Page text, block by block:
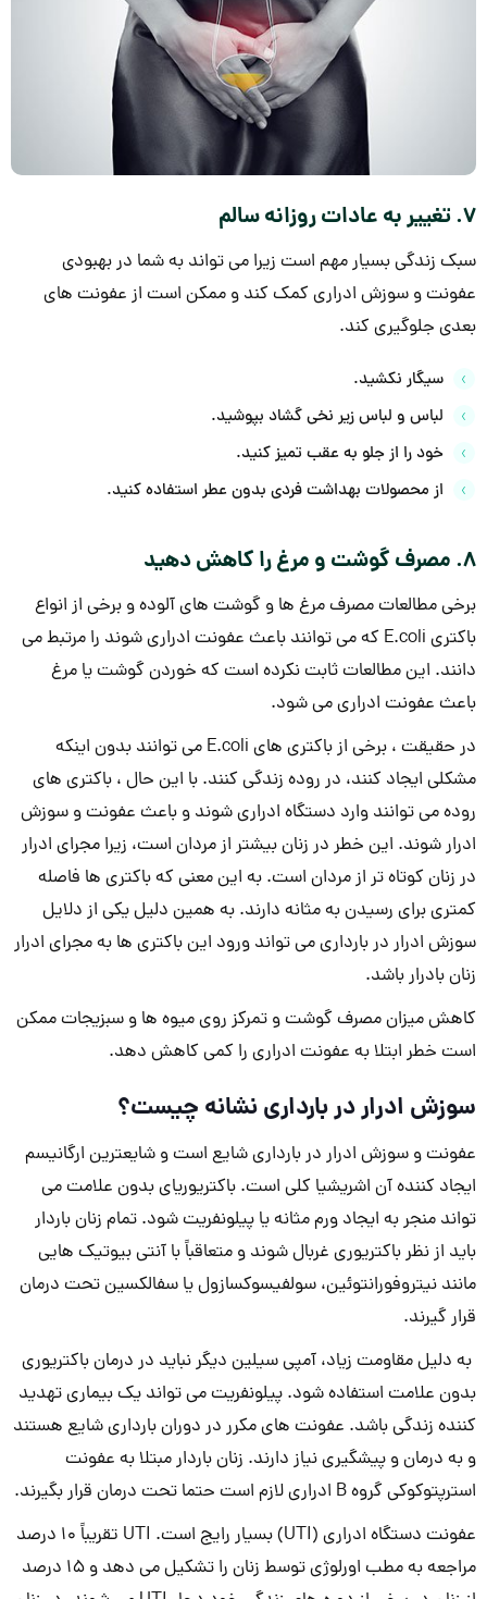
7. تغییر به عادات روزانه سالم
سبک زندگی بسیار مهم است زیرا می تواند به شما در بهبودی
عفونت و سوزش ادراری کمک کند و ممکن است از عفونت های
بعدی جلوگیری کند.
سیگار نکشید.
لباس و لباس زیر نخی گشاد بپوشید.
خود را از جلو به عقب تمیز کنید.
از محصولات بهداشت فردی بدون عطر استفاده کنید.
8. مصرف گوشت و مرغ را کاهش دهید
برخی مطالعات مصرف مرغ ها و گوشت های آلوده و برخی از انواع
باکتری E.coli که می توانند باعث عفونت ادراری شوند را مرتبط می
دانند. این مطالعات ثابت نکرده است که خوردن گوشت یا مرغ
باعث عفونت ادراری می شود.
در حقیقت ، برخی از باکتری های E.coli می توانند بدون اینکه
مشکلی ایجاد کنند، در روده زندگی کنند. با این حال ، باکتری های
روده می توانند وارد دستگاه ادراری شوند و باعث عفونت و سوزش
ادرار شوند. این خطر در زنان بیشتر از مردان است، زیرا مجرای ادرار
در زنان کوتاه تر از مردان است. به این معنی که باکتری ها فاصله
کمتری برای رسیدن به مثانه دارند. به همین دلیل یکی از دلایل
سوزش ادرار در بارداری می تواند ورود این باکتری ها به مجرای ادرار
زنان بادرار باشد.
کاهش میزان مصرف گوشت و تمرکز روی میوه ها و سبزیجات ممکن
است خطر ابتلا به عفونت ادراری را کمی کاهش دهد.
سوزش ادرار در بارداری نشانه چیست؟
عفونت و سوزش ادرار در بارداری شایع است و شایعترین ارگانیسم
ایجاد کننده آن اشریشیا کلی است. باکتریوریای بدون علامت می
تواند منجر به ایجاد ورم مثانه یا پیلونفریت شود. تمام زنان باردار
باید از نظر باکتریوری غربال شوند و متعاقباً با آنتی بیوتیک هایی
مانند نیتروفورانتوئین، سولفیسوکسازول یا سفالکسین تحت درمان
قرار گیرند.
به دلیل مقاومت زیاد، آمپی سیلین دیگر نباید در درمان باکتریوری
بدون علامت استفاده شود. پیلونفریت می تواند یک بیماری تهدید
کننده زندگی باشد. عفونت های مکرر در دوران بارداری شایع هستند
و به درمان و پیشگیری نیاز دارند. زنان باردار مبتلا به عفونت
استرپتوکوکی گروه B ادراری لازم است حتما تحت درمان قرار بگیرند.
عفونت دستگاه ادراری (UTI) بسیار رایج است. UTI تقریباً 10 درصد
مراجعه به مطب اورلوژی توسط زنان را تشکیل می دهد و 15 درصد